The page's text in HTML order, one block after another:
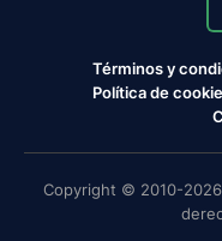
Términos y
Política de
Copyright © 2010-2026